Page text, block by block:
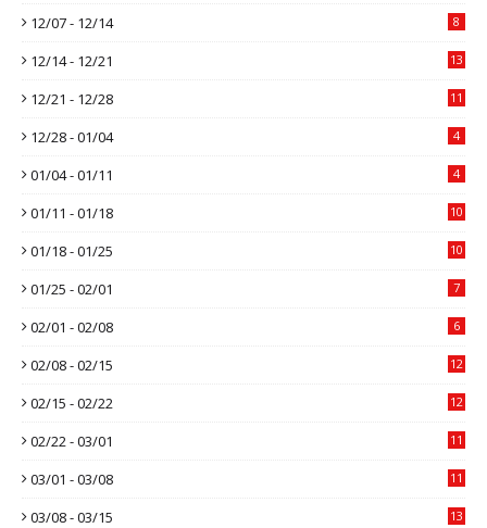
12/07 - 12/14 8
12/14 - 12/21 13
12/21 - 12/28 11
12/28 - 01/04 4
01/04 - 01/11 4
01/11 - 01/18 10
01/18 - 01/25 10
01/25 - 02/01 7
02/01 - 02/08 6
02/08 - 02/15 12
02/15 - 02/22 12
02/22 - 03/01 11
03/01 - 03/08 11
03/08 - 03/15 13